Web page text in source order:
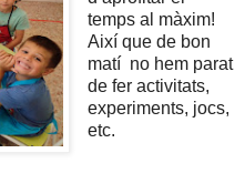
temps al màxim!
Així que de bon
matí no hem parat
de fer activitats,
experiments, jocs,
etc.